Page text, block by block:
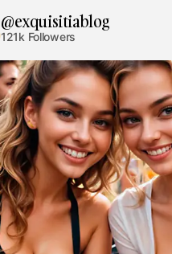
@exquisitiablog
121k Followers